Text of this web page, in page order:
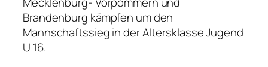
Brandenburg kämpfen um den
Mannschaftssieg in der Altersklasse Jugend
U 16.